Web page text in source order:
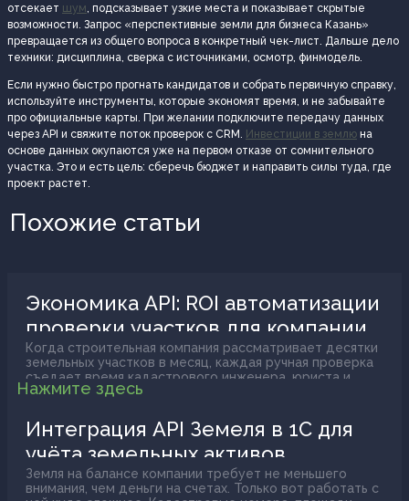
отсекает шум, подсказывает узкие места и показывает скрытые
возможности. Запрос «перспективные земли для бизнеса Казань»
превращается из общего вопроса в конкретный чек-лист. Дальше дело
техники: дисциплина, сверка с источниками, осмотр, финмодель.
Если нужно быстро прогнать кандидатов и собрать первичную справку,
используйте инструменты, которые экономят время, и не забывайте
про официальные карты. При желании подключите передачу данных
через API и свяжите поток проверок с CRM. Инвестиции в землю на
основе данных окупаются уже на первом отказе от сомнительного
участка. Это и есть цель: сберечь бюджет и направить силы туда, где
проект растет.
Похожие статьи
Экономика API: ROI автоматизации
проверки участков для компании
Когда строительная компания рассматривает десятки
земельных участков в месяц, каждая ручная проверка
съедает время кадастрового инженера, юриста и
аналитика. Умножьте это на количество объектов,
которую обнаружат уже после покупки. Цифра
получается внушительная. Именно поэтому крупные
застройщики всё активнее смотрят в сторону
автоматизации, а вопрос об окупаемости API
становится не абстрактным, а вполне конкретным.
Нажмите здесь
Интеграция API Земеля в 1С для
учёта земельных активов
Земля на балансе компании требует не меньшего
внимания, чем деньги на счетах. Только вот работать с